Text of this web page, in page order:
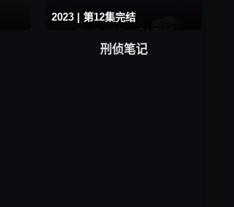
2023 | 第12集完结
刑侦笔记